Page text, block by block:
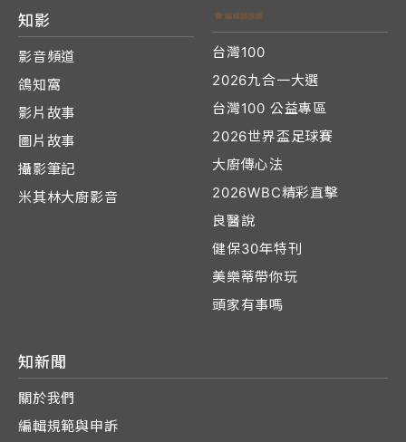
知影
影音頻道
鴿知窩
影片故事
圖片故事
攝影筆記
米其林大廚影音
台灣100
2026九合一大選
台灣100 公益專區
2026世界盃足球賽
大廚傳心法
2026WBC精彩直擊
良醫說
健保30年特刊
美樂蒂帶你玩
頭家有事嗎
知新聞
關於我們
編輯規範與申訴